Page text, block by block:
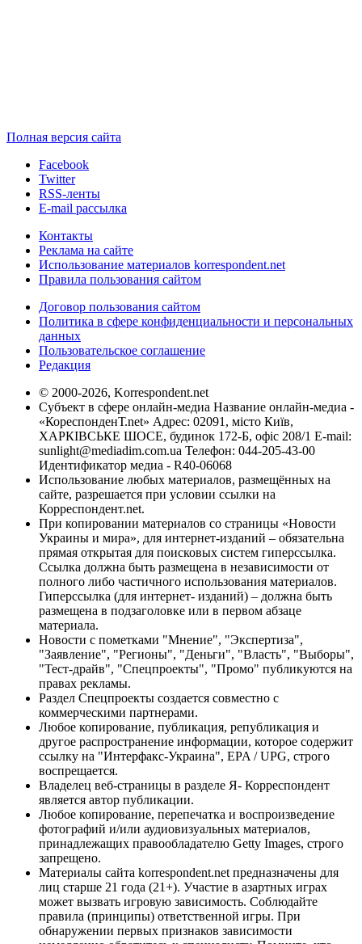
Полная версия сайта
Facebook
Twitter
RSS-ленты
E-mail рассылка
Контакты
Реклама на сайте
Использование материалов korrespondent.net
Правила пользования сайтом
Договор пользования сайтом
Политика в сфере конфиденциальности и персональных
данных
Пользовательское соглашение
Редакция
© 2000-2026, Korrespondent.net
Субъект в сфере онлайн-медиа Название онлайн-медиа -
«КореспонденТ.net» Адрес: 02091, місто Київ,
ХАРКІВСЬКЕ ШОСЕ, будинок 172-Б, офіс 208/1 E-mail:
sunlight@mediadim.com.ua Телефон: 044-205-43-00
Идентификатор медиа - R40-06068
Использование любых материалов, размещённых на
сайте, разрешается при условии ссылки на
Корреспондент.net.
При копировании материалов со страницы «Новости
Украины и мира», для интернет-изданий – обязательна
прямая открытая для поисковых систем гиперссылка.
Ссылка должна быть размещена в независимости от
полного либо частичного использования материалов.
Гиперссылка (для интернет- изданий) – должна быть
размещена в подзаголовке или в первом абзаце
материала.
Новости с пометками "Мнение", "Экспертиза",
"Заявление", "Регионы", "Деньги", "Власть", "Выборы",
"Тест-драйв", "Спецпроекты", "Промо" публикуются на
правах рекламы.
Раздел Спецпроекты создается совместно с
коммерческими партнерами.
Любое копирование, публикация, републикация и
другое распространение информации, которое содержит
ссылку на "Интерфакс-Украина", EPA / UPG, строго
воспрещается.
Владелец веб-страницы в разделе Я- Корреспондент
является автор публикации.
Любое копирование, перепечатка и воспроизведение
фотографий и/или аудиовизуальных материалов,
принадлежащих правообладателю Getty Images, строго
запрещено.
Материалы сайта korrespondent.net предназначены для
лиц старше 21 года (21+). Участие в азартных играх
может вызвать игровую зависимость. Соблюдайте
правила (принципы) ответственной игры. При
обнаружении первых признаков зависимости